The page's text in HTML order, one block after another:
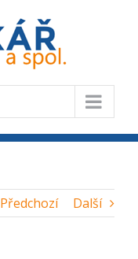
Předchozí Další